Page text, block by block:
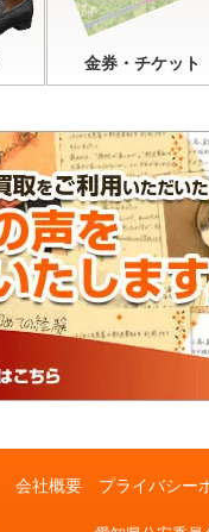
金券・チケット
会社概要 プライバシー